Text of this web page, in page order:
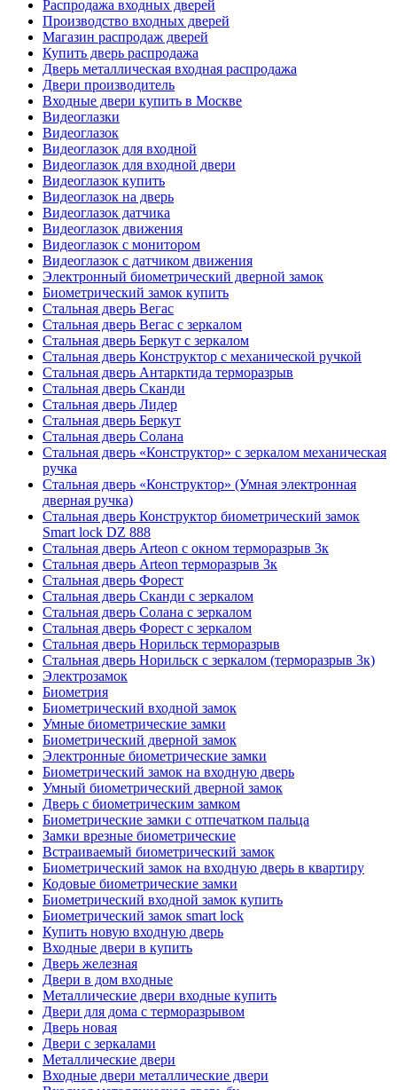
Распродажа входных дверей
Производство входных дверей
Магазин распродаж дверей
Купить дверь распродажа
Дверь металлическая входная распродажа
Двери производитель
Входные двери купить в Москве
Видеоглазки
Видеоглазок
Видеоглазок для входной
Видеоглазок для входной двери
Видеоглазок купить
Видеоглазок на дверь
Видеоглазок датчика
Видеоглазок движения
Видеоглазок с монитором
Видеоглазок с датчиком движения
Электронный биометрический дверной замок
Биометрический замок купить
Стальная дверь Вегас
Стальная дверь Вегас с зеркалом
Стальная дверь Беркут с зеркалом
Стальная дверь Конструктор с механической ручкой
Стальная дверь Антарктида терморазрыв
Стальная дверь Сканди
Стальная дверь Лидер
Стальная дверь Беркут
Стальная дверь Солана
Стальная дверь «Конструктор» с зеркалом механическая
ручка
Стальная дверь «Конструктор» (Умная электронная
дверная ручка)
Стальная дверь Конструктор биометрический замок
Smart lock DZ 888
Стальная дверь Arteon с окном терморазрыв 3к
Стальная дверь Arteon терморазрыв 3к
Стальная дверь Форест
Стальная дверь Сканди с зеркалом
Стальная дверь Солана с зеркалом
Стальная дверь Форест с зеркалом
Стальная дверь Норильск терморазрыв
Стальная дверь Норильск с зеркалом (терморазрыв 3к)
Электрозамок
Биометрия
Биометрический входной замок
Умные биометрические замки
Биометрический дверной замок
Электронные биометрические замки
Биометрический замок на входную дверь
Умный биометрический дверной замок
Дверь с биометрическим замком
Биометрические замки с отпечатком пальца
Замки врезные биометрические
Встраиваемый биометрический замок
Биометрический замок на входную дверь в квартиру
Кодовые биометрические замки
Биометрический входной замок купить
Биометрический замок smart lock
Купить новую входную дверь
Входные двери в купить
Дверь железная
Двери в дом входные
Металлические двери входные купить
Двери для дома с терморазрывом
Дверь новая
Двери с зеркалами
Металлические двери
Входные двери металлические двери